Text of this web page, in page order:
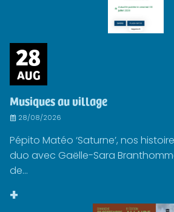
28
AUG
Musiques au village
28/08/2026
Pépito Matéo ‘Saturne’, nos
duo avec Gaëlle-Sara
de...
+